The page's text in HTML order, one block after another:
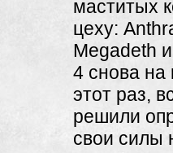
маститых
цеху:
Megadeth
4 снова
этот раз,
решили
свои силы